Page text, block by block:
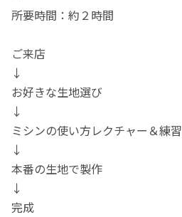
所要時間：約２時間
ご来店
↓
お好きな生地選び
↓
ミシンの使い方レクチャー＆練習
↓
本番の生地で製作
↓
完成